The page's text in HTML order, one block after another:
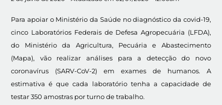
Para apoiar o Ministério da Saúde no diagnóstico da covid-19,
cinco Laboratórios Federais de Defesa Agropecuária (LFDA),
do Ministério da Agricultura, Pecuária e Abastecimento
(Mapa), vão realizar análises para a detecção do novo
coronavírus (SARV-CoV-2) em exames de humanos. A
estimativa é que cada laboratório tenha a capacidade de
testar 350 amostras por turno de trabalho.